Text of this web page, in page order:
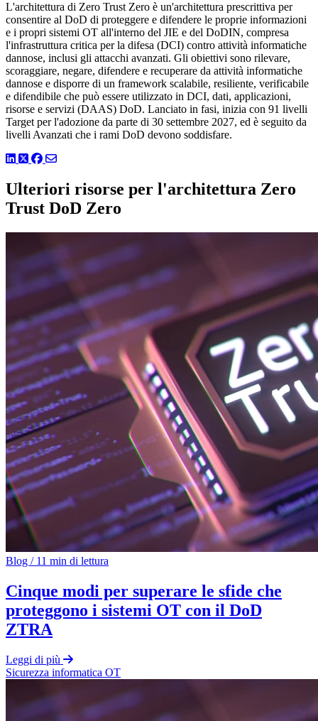
L'architettura di Zero Trust Zero è un'architettura prescrittiva per
consentire al DoD di proteggere e difendere le proprie informazioni
e i propri sistemi OT all'interno del JIE e del DoDIN, compresa
l'infrastruttura critica per la difesa (DCI) contro attività informatiche
dannose, inclusi gli attacchi avanzati. Gli obiettivi sono rilevare,
scoraggiare, negare, difendere e recuperare da attività informatiche
dannose e disporre di un framework scalabile, resiliente, verificabile
e difendibile che può essere utilizzato in DCI, dati, applicazioni,
risorse e servizi (DAAS) DoD. Lanciato in fasi, inizia con 91 livelli
Target per l'adozione da parte di 30 settembre 2027, ed è seguito da
livelli Avanzati che i rami DoD devono soddisfare.
LinkedIn
TwitterFacebook
Ulteriori risorse per l'architettura Zero
Trust DoD Zero
Blog /11 min di lettura
Cinque modi per superare le sfide che
proteggono i sistemi OT con il DoD
ZTRA
Leggi di più
Sicurezza informatica OT